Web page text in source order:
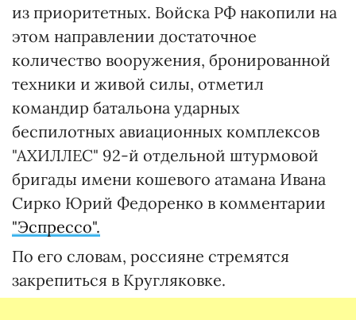
из приоритетных. Войска РФ накопили на
этом направлении достаточное
количество вооружения, бронированной
техники и живой силы, отметил
командир батальона ударных
беспилотных авиационных комплексов
"АХИЛЛЕС" 92-й отдельной штурмовой
бригады имени кошевого атамана Ивана
Сирко Юрий Федоренко в комментарии
"Эспрессо".
По его словам, россияне стремятся
закрепиться в Кругляковке.